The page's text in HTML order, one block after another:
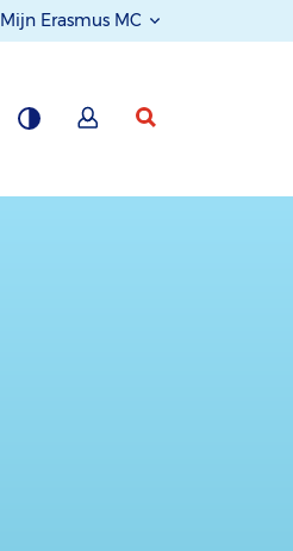
Mijn Erasmus MC